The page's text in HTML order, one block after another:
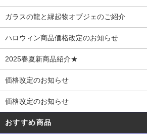
ガラスの龍と縁起物オブジェのご紹介
ハロウィン商品価格改定のお知らせ
2025春夏新商品紹介★
価格改定のお知らせ
価格改定のお知らせ
おすすめ商品